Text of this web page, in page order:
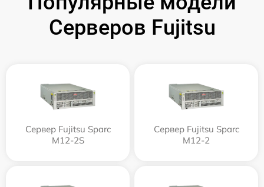
Серверов Fujitsu
Сервер Fujitsu Sparc
M12-2S
Сервер Fujitsu Sparc
M12-2